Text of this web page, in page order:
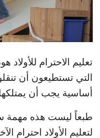
تعليم الاحترام
التي تستطيعون أن
أساسية يجب أن
طبعاً ليست هذه مهمة
لتعليم الأولاد احترام